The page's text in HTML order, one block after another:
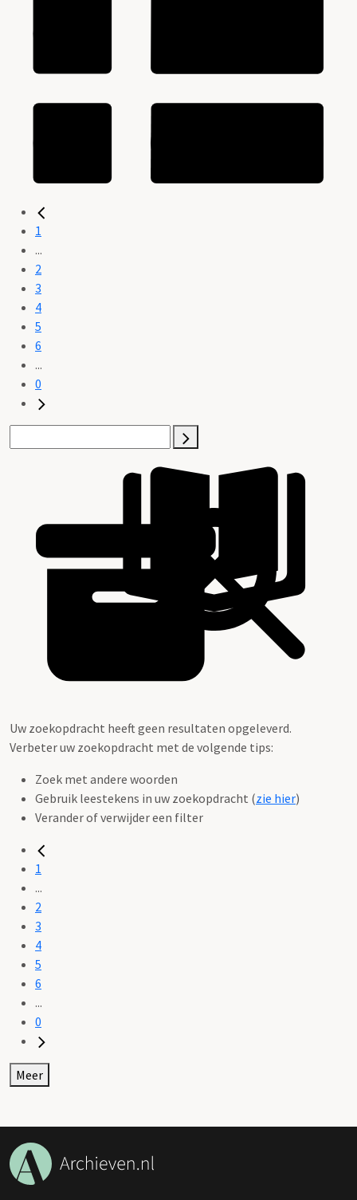
1
...
2
3
4
5
6
...
0
Uw zoekopdracht heeft geen resultaten opgeleverd.
Verbeter uw zoekopdracht met de volgende tips:
Zoek met andere woorden
Gebruik leestekens in uw zoekopdracht (zie hier)
Verander of verwijder een filter
1
...
2
3
4
5
6
...
0
Meer